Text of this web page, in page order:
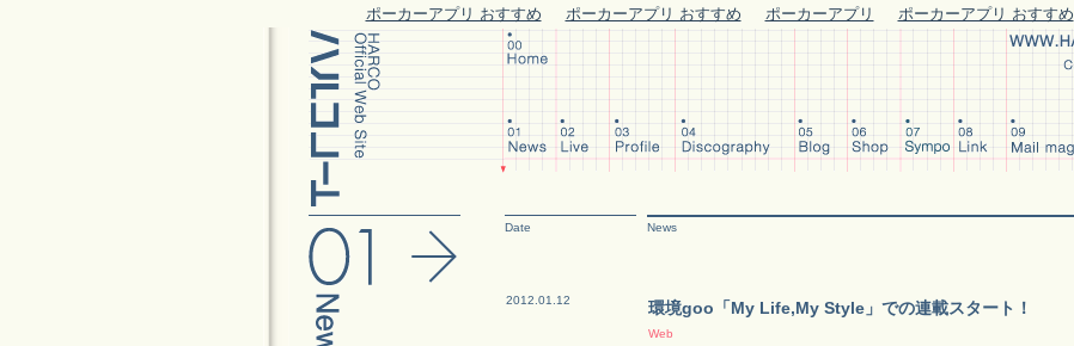
ポーカーアプリ おすすめ ポーカーアプリ おすすめ ポーカーアプリ ポーカーアプリ おすすめ
Date News
2012.01.12 環境goo「My Life,My Style」での連載スタート！
Web